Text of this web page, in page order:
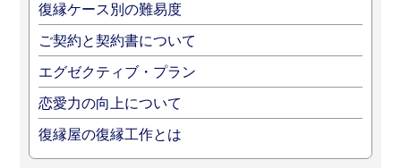
復縁ケース別の難易度
ご契約と契約書について
エグゼクティブ・プラン
恋愛力の向上について
復縁屋の復縁工作とは